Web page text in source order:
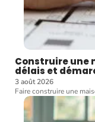
Construire une
délais et
3 août 2026
Faire construire une